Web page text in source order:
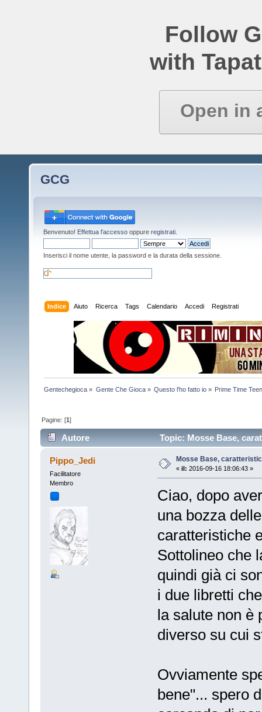
Follow
with
Open in
GCG
Benvenuto! Effettua l'accesso oppure registrati
Inserisci il nome utente, la password e la durata della sessione.
Indice Aiuto Ricerca Tags Calendario Accedi Registrati
Gentechegioca » Gente Che Gioca» Questo l'ho fatto io» Prime Time
Pagine: [1]
Autore Topic: Mosse Base,
Pippo_Jedi
Facilitatore
Membro
Mosse Base,
« il: 2016-09-16 18:06:43 »
Ciao, dopo
una bozza
caratteristiche
Sottolineo che
quindi già ci
i due libretti
la salute non è
diverso su cui
Ovviamente
bene"... spero